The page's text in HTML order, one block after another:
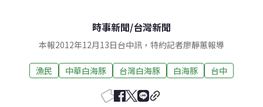
時事新聞/台灣新聞
本報2012年12月13日台中訊，特約記者廖靜蕙報導
漁民 中華白海豚 台灣白海豚 白海豚 台中